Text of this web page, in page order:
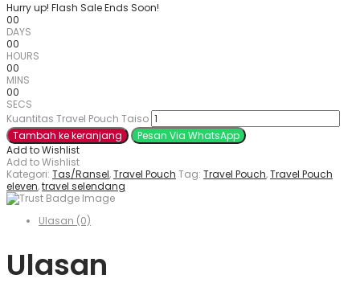
Hurry up! Flash Sale Ends Soon!
00
DAYS
00
HOURS
00
MINS
00
SECS
Kuantitas Travel Pouch Taiso
Tambah ke keranjang
Pesan Via WhatsApp
Add to Wishlist
Add to Wishlist
Kategori: Tas/Ransel,Travel Pouch Tag: Travel Pouch,Travel Pouch
eleven,travel selendang
Ulasan (0)
Ulasan